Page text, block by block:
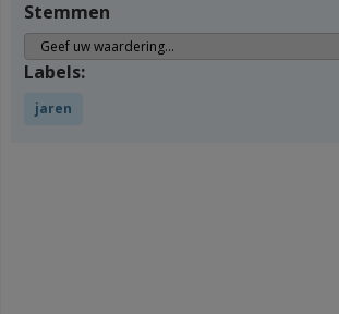
Stemmen
Labels:
jaren